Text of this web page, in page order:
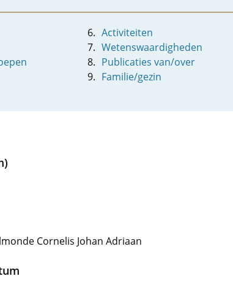
Activiteiten
Wetenswaardigheden
Publicaties van/over
Familie/gezin
Cornelis Johan Adriaan